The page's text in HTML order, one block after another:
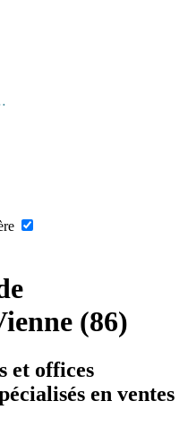
(86)
et offices
en ventes